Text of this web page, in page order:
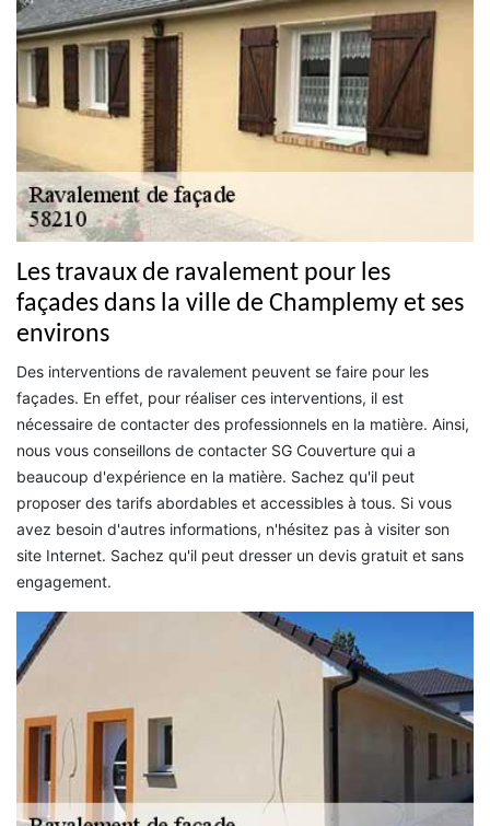
Les travaux de ravalement pour les
façades dans la ville de Champlemy et ses
environs
Des interventions de ravalement peuvent se faire pour les
façades. En effet, pour réaliser ces interventions, il est
nécessaire de contacter des professionnels en la matière. Ainsi,
nous vous conseillons de contacter SG Couverture qui a
beaucoup d'expérience en la matière. Sachez qu'il peut
proposer des tarifs abordables et accessibles à tous. Si vous
avez besoin d'autres informations, n'hésitez pas à visiter son
site Internet. Sachez qu'il peut dresser un devis gratuit et sans
engagement.